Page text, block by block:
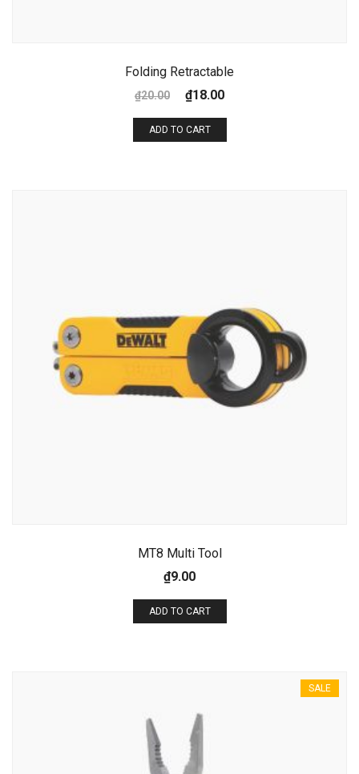
Email address:
Folding Retractable
₫20.00 ₫18.00
ADD TO CART
MT8 Multi Tool
₫9.00
ADD TO CART
SALE